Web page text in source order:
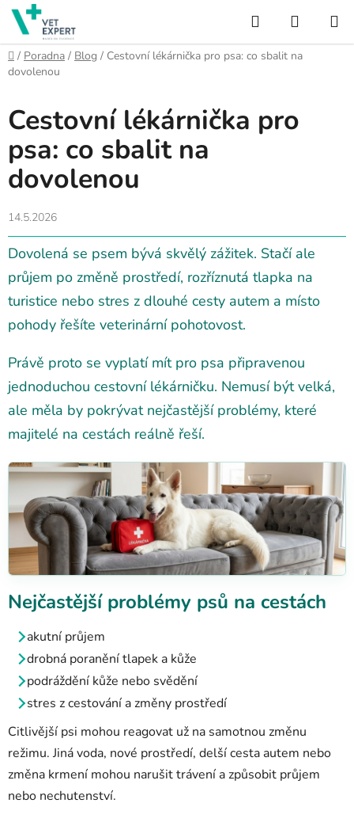
Přejít
obsah
Hledat
KOŠÍK
Domů
/ Poradna / Blog / Cestovní lékárnička pro psa: co sbalit na
dovolenou
Cestovní lékárnička pro
psa: co sbalit na
dovolenou
14.5.2026
Dovolená se psem bývá skvělý zážitek. Stačí ale
průjem po změně prostředí, rozříznutá tlapka na
turistice nebo stres z dlouhé cesty autem a místo
pohody řešíte veterinární pohotovost.
Právě proto se vyplatí mít pro psa připravenou
jednoduchou cestovní lékárničku. Nemusí být velká,
ale měla by pokrývat nejčastější problémy, které
majitelé na cestách reálně řeší.
Nejčastější problémy psů na cestách
akutní průjem
drobná poranění tlapek a kůže
podráždění kůže nebo svědění
stres z cestování a změny prostředí
Citlivější psi mohou reagovat už na samotnou změnu
režimu. Jiná voda, nové prostředí, delší cesta autem nebo
změna krmení mohou narušit trávení a způsobit průjem
nebo nechutenství.